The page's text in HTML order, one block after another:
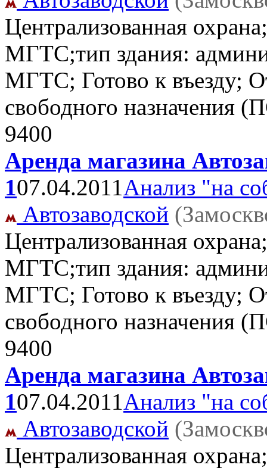
Централизованная
МГТС;тип здания:
МГТС; Готово к въезду;
свободного назначения
9400
Аренда магазина
107.04.2011Анализ "на
Автозаводской
Централизованная
МГТС;тип здания:
МГТС; Готово к въезду;
свободного назначения
9400
Аренда магазина
107.04.2011Анализ "на
Автозаводской
Централизованная